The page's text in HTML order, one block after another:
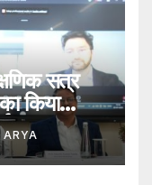
सत्र
किया
2026–31
के
यात्रा
ARYA